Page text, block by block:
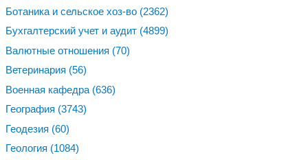
Ботаника и сельское хоз-во (2362)
Бухгалтерский учет и аудит (4899)
Валютные отношения (70)
Ветеринария (56)
Военная кафедра (636)
География (3743)
Геодезия (60)
Геология (1084)